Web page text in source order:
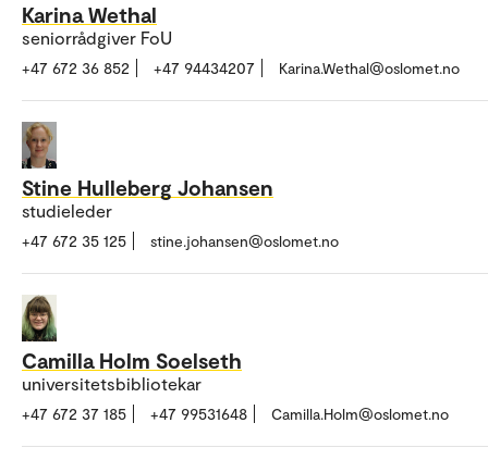
Karina Wethal
seniorrådgiver FoU
+47 672 36 852 +47 94434207 Karina.Wethal@oslomet.no
Stine Hulleberg Johansen
studieleder
+47 672 35 125 stine.johansen@oslomet.no
Camilla Holm Soelseth
universitetsbibliotekar
+47 672 37 185 +47 99531648 Camilla.Holm@oslomet.no